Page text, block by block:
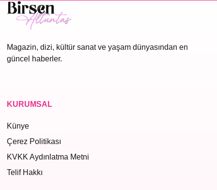
Magazin, dizi, kültür sanat ve yaşam dünyasından en
güncel haberler.
KURUMSAL
Künye
Çerez Politikası
KVKK Aydınlatma Metni
Telif Hakkı